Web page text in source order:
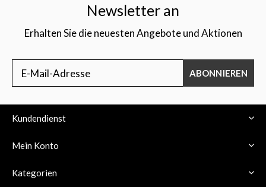
Newsletter an
Erhalten Sie die neuesten Angebote und Aktionen
ABONNIEREN
Kundendienst
Mein Konto
Kategorien